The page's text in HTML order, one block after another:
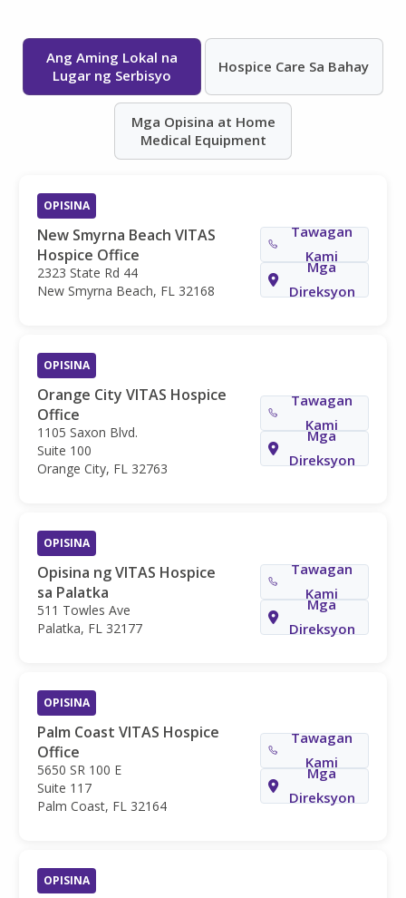
Ang Aming Lokal na
Lugar ng Serbisyo
Hospice Care Sa Bahay
Mga Opisina at Home
Medical Equipment
OPISINA
New Smyrna Beach VITAS
Hospice Office
2323 State Rd 44
New Smyrna Beach, FL 32168
Tawagan
Kami
Mga
Direksyon
OPISINA
Orange City VITAS Hospice
Office
1105 Saxon Blvd.
Suite 100
Orange City, FL 32763
Tawagan
Kami
Mga
Direksyon
OPISINA
Opisina ng VITAS Hospice
sa Palatka
511 Towles Ave
Palatka, FL 32177
Tawagan
Kami
Mga
Direksyon
OPISINA
Palm Coast VITAS Hospice
Office
5650 SR 100 E
Suite 117
Palm Coast, FL 32164
Tawagan
Kami
Mga
Direksyon
OPISINA